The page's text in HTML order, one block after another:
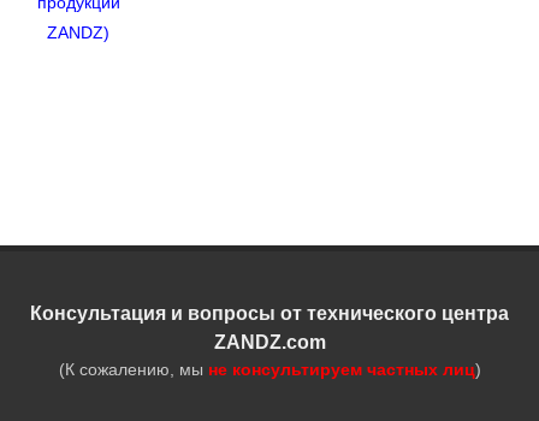
ZANDZ)
Консультация и вопросы от технического центра
ZANDZ.com
(К сожалению, мы не консультируем частных лиц)